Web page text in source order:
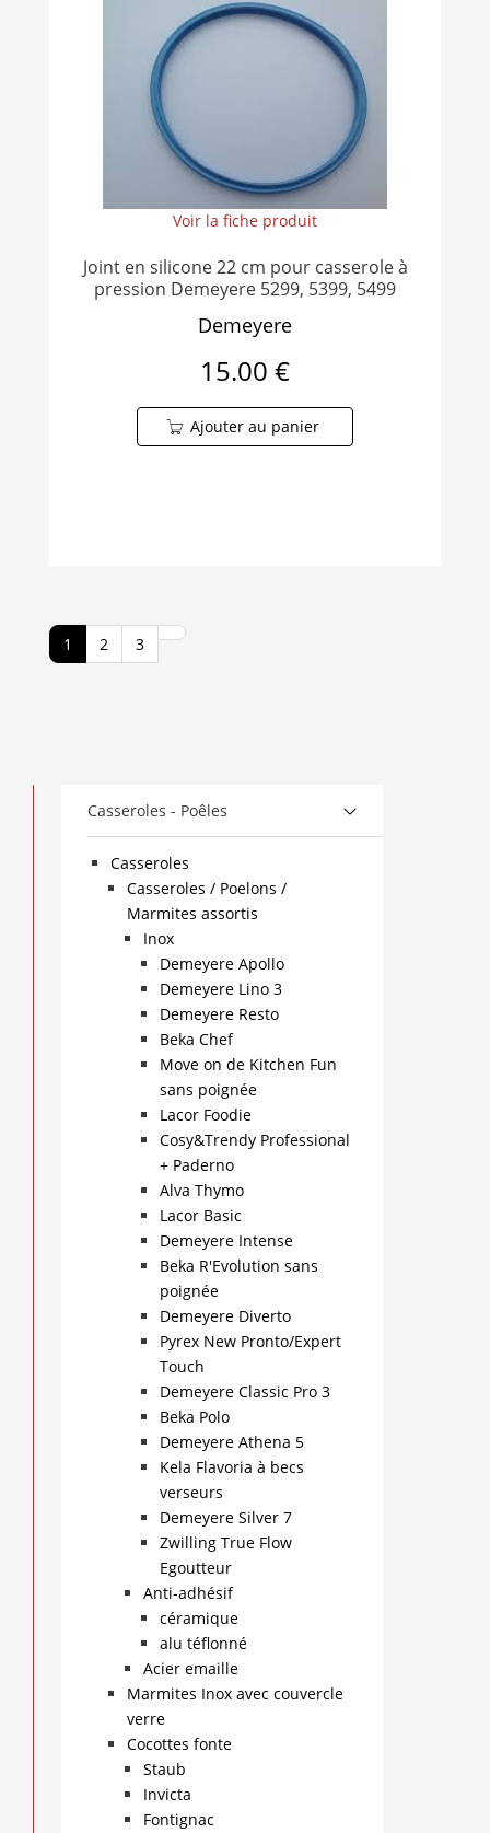
Voir la fiche produit
Joint en silicone 22 cm pour casserole à
pression Demeyere 5299, 5399, 5499
Demeyere
15.00 €
Ajouter au panier
1 2 3
Casseroles - Poêles
Casseroles
Casseroles / Poelons /
Marmites assortis
Inox
Demeyere Apollo
Demeyere Lino 3
Demeyere Resto
Beka Chef
Move on de Kitchen Fun
sans poignée
Lacor Foodie
Cosy&Trendy Professional
+ Paderno
Alva Thymo
Lacor Basic
Demeyere Intense
Beka R'Evolution sans
poignée
Demeyere Diverto
Pyrex New Pronto/Expert
Touch
Demeyere Classic Pro 3
Beka Polo
Demeyere Athena 5
Kela Flavoria à becs
verseurs
Demeyere Silver 7
Zwilling True Flow
Egoutteur
Anti-adhésif
céramique
alu téflonné
Acier emaille
Marmites Inox avec couvercle
verre
Cocottes fonte
Staub
Invicta
Fontignac